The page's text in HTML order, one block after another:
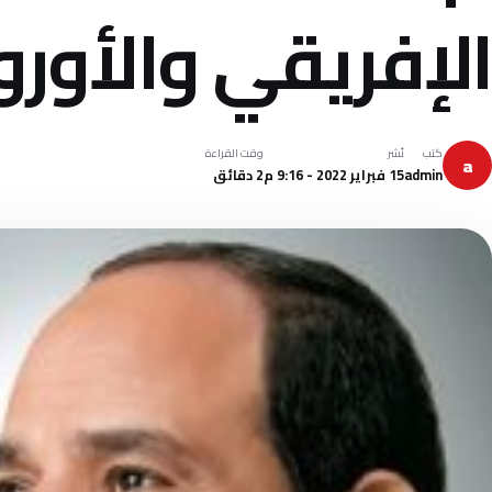
الإفريقي
a كتب
admin
نُشر
15 فبراير 2022 - 9:16 م
وقت القراءة
2 دقائق